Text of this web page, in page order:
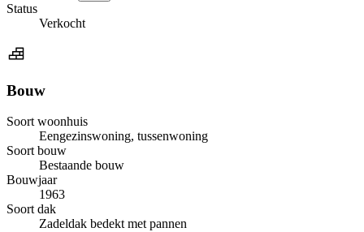
Status
Verkocht
Bouw
Soort woonhuis
Eengezinswoning, tussenwoning
Soort bouw
Bestaande bouw
Bouwjaar
1963
Soort dak
Zadeldak bedekt met pannen